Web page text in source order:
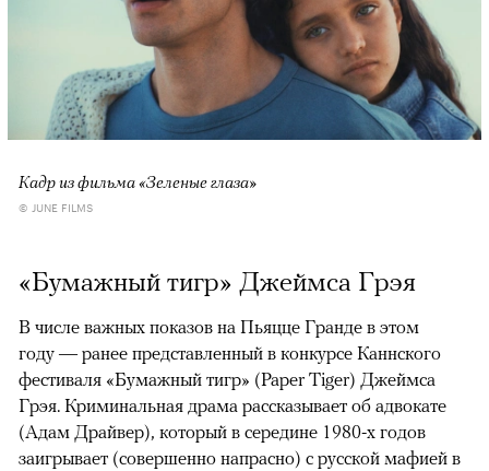
Кадр из фильма «Зеленые глаза»
© JUNE FILMS
«Бумажный тигр» Джеймса Грэя
В числе важных показов на Пьяцце Гранде в этом
году — ранее представленный в конкурсе Каннского
фестиваля «Бумажный тигр» (Paper Tiger) Джеймса
Грэя. Криминальная драма рассказывает об адвокате
(Адам Драйвер), который в середине 1980-х годов
заигрывает (совершенно напрасно) с русской мафией в